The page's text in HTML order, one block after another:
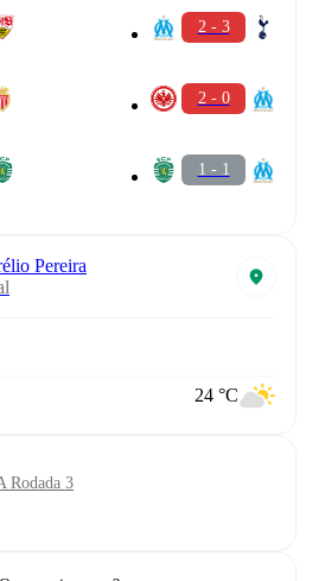
2 - 3
2 - 0
1 - 1
Pereira
24 °C
Rodada 3